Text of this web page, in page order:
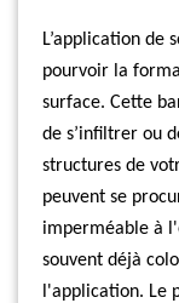
L’application de
pourvoir la
surface. Cette
de s’infiltrer ou
structures de
peuvent se
imperméable à
souvent déjà
l'application. Le